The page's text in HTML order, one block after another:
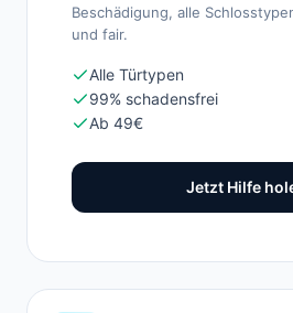
Beschädigung, alle
und fair.
Alle Türtypen
99% schadensfrei
Ab 49€
Jetzt Hilfe